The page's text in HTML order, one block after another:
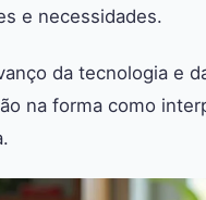
e necessidades.
da tecnologia e
na forma como